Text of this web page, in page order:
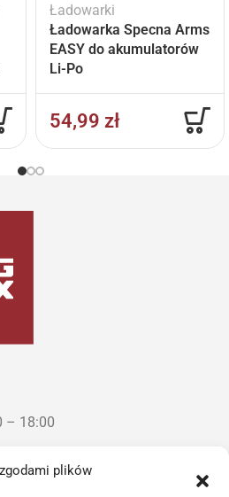
plików
Ładowarki
Ładowarka Specna Arms
EASY do akumulatorów
Li-Po
54,99 zł
– 18:00